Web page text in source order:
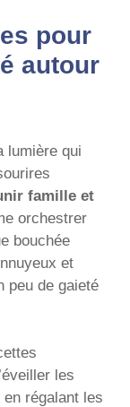
pour
autour
lumière qui
famille et
orchestrer
bouchée
et
peu de gaieté
les
régalant les